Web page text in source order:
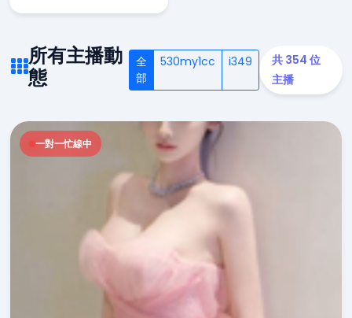
所有主播動
態
全
部
530my1cc i349
共 354 位
主播
一對一忙線中